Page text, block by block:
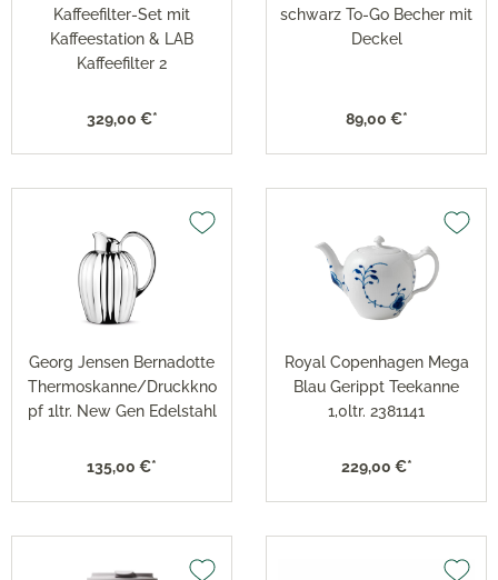
Kaffeefilter-Set mit
Kaffeestation & LAB
Kaffeefilter 2
329,00 €*
schwarz To-Go Becher mit
Deckel
89,00 €*
Georg Jensen Bernadotte
Thermoskanne/Druckkno
pf 1ltr. New Gen Edelstahl
135,00 €*
Royal Copenhagen Mega
Blau Gerippt Teekanne
1,0ltr. 2381141
229,00 €*